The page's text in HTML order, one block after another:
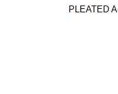
PLEATED